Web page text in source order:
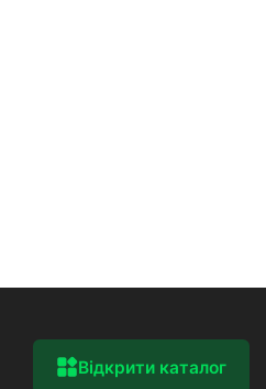
Відкрити каталог